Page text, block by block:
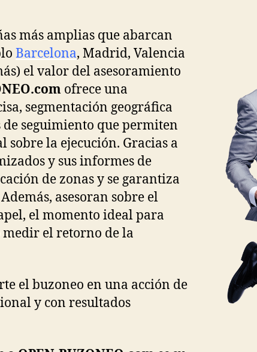
más amplias que abarcan
Barcelona, Madrid, Valencia
el valor del asesoramiento
ofrece una
segmentación geográfica
seguimiento que permiten
la ejecución. Gracias a
y sus informes de
de zonas y se garantiza
asesoran sobre el
el momento ideal para
el retorno de la
el buzoneo en una acción de
y con resultados